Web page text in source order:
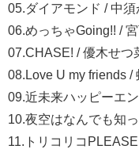
05.ダイアモンド / 中
06.めっちゃGoing!! /
07.CHASE! / 優木せつ
08.Love U my friends /
09.近未来ハッピーエ
10.夜空はなんでも知
11.トリコリコ